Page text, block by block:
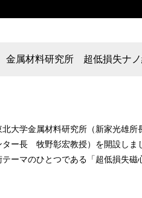
金属材料研究所 超低損失ナノ
北大学金属材料研究所（新家光雄
ター長 牧野彰宏教授）を開設しま
テーマのひとつである「超低損失磁